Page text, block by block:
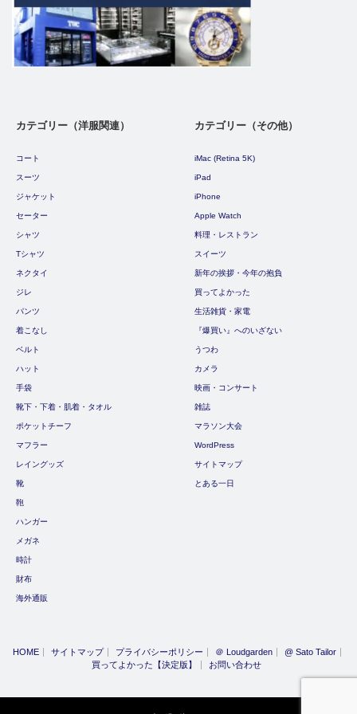
カテゴリー（洋服関連）
コート
スーツ
ジャケット
セーター
シャツ
Tシャツ
ネクタイ
ジレ
パンツ
着こなし
ベルト
ハット
手袋
靴下・下着・肌着・タオル
ポケットチーフ
マフラー
レイングッズ
靴
鞄
ハンガー
メガネ
時計
財布
海外通販
カテゴリー（その他）
iMac (Retina 5K)
iPad
iPhone
Apple Watch
料理・レストラン
スイーツ
新年の挨拶・今年の抱負
買ってよかった
生活雑貨・家電
『爆買い』へのいざない
うつわ
カメラ
映画・コンサート
雑誌
マラソン大会
WordPress
サイトマップ
とある一日
HOME サイトマップ プライバシーポリシー ＠ Loudgarden
@ Sato Tailor
買ってよかった【決定版】
お問い合わせ